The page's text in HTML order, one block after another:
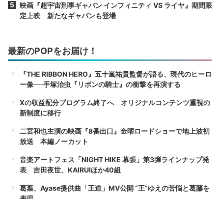
映画『超宇宙刑事ギャバン インフィニティ VS ライヤ』期間限
定上映 新たなギャバンも登場
最新のPOPをお届け！
『THE RIBBON HERO』五十嵐祐貴監督が語る、現代のヒーロ
ー像──手塚治虫『リボンの騎士』の衝撃を再演する
Xの収益配分プログラム終了へ オリジナルコンテンツ重視の
新制度に移行
二宮和也主演の映画『8番出口』金曜ロードショーで地上波初
放送 本編ノーカット
音楽アートフェス「NIGHT HIKE 幕張」第3弾ラインナップ発
表 吉田夜世、KAIRUIほか40組
葛葉、Ayase提供曲「王道」MV公開 “王”ゆえの苦悩と葛藤を